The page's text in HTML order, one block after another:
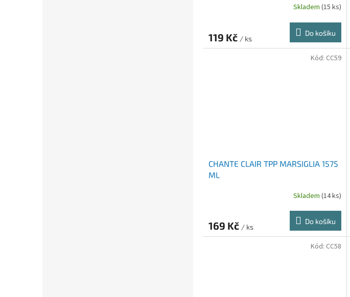
Skladem (15 ks)
119 Kč / ks
Do košíku
CHANTE CLAIR TPP MARSIGLIA 1575
ML
Skladem (14 ks)
169 Kč / ks
Do košíku
Kód: CC59
Kód: CC58